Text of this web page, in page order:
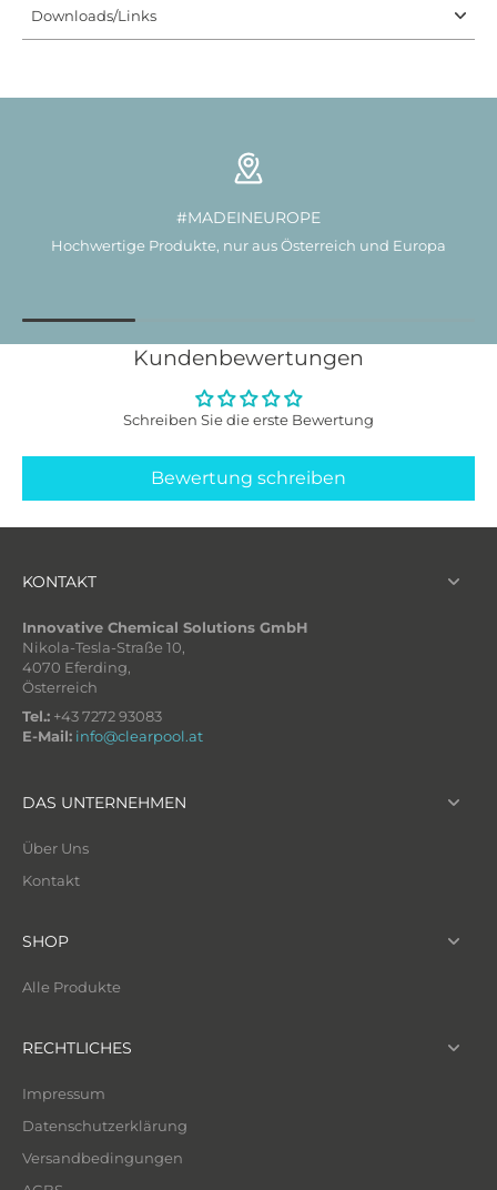
Downloads/Links
#MADEINEUROPE
Hochwertige Produkte, nur aus Österreich und Europa
Kundenbewertungen
Schreiben Sie die erste Bewertung
Bewertung schreiben
KONTAKT
Innovative Chemical Solutions GmbH
Nikola-Tesla-Straße 10,
4070 Eferding,
Österreich
Tel.: +43 7272 93083
E-Mail: info@clearpool.at
DAS UNTERNEHMEN
Über Uns
Kontakt
SHOP
Alle Produkte
RECHTLICHES
Impressum
Datenschutzerklärung
Versandbedingungen